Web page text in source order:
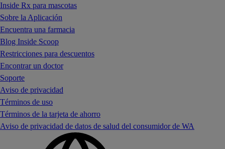
Inside Rx para mascotas
Sobre la Aplicación
Encuentra una farmacia
Blog Inside Scoop
Restricciones para descuentos
Encontrar un doctor
Soporte
Aviso de privacidad
Términos de uso
Términos de la tarjeta de ahorro
Aviso de privacidad de datos de salud del consumidor de WA